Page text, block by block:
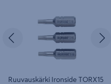
Ruuvauskärki Ironside TORX15